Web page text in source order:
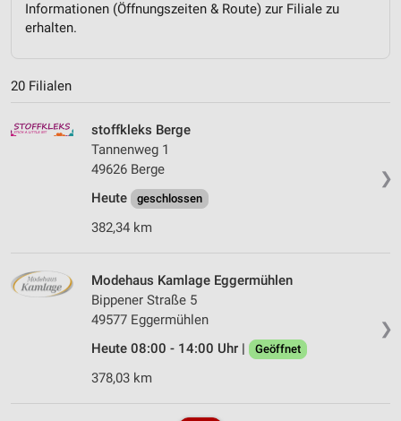
Informationen (Öffnungszeiten & Route) zur Filiale zu
erhalten.
20 Filialen
❯
stoffkleks Berge
Tannenweg 1
49626 Berge
Heute
geschlossen
382,34 km
❯
Modehaus Kamlage Eggermühlen
Bippener Straße 5
49577 Eggermühlen
Heute 08:00 - 14:00 Uhr |
Geöffnet
378,03 km